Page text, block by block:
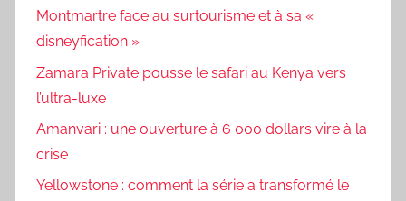
Montmartre face au surtourisme et à sa «
disneyfication »
Zamara Private pousse le safari au Kenya vers
l’ultra-luxe
Amanvari : une ouverture à 6 000 dollars vire à la
crise
Yellowstone : comment la série a transformé le